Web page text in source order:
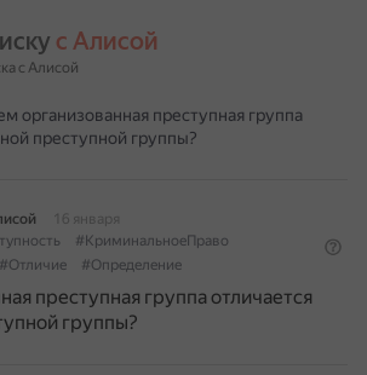
с Алисой
с Алисой
организованная преступная группа
преступной группы?
16 января
#КриминальноеПраво
#Отличие #Определение
преступная группа отличается
группы?